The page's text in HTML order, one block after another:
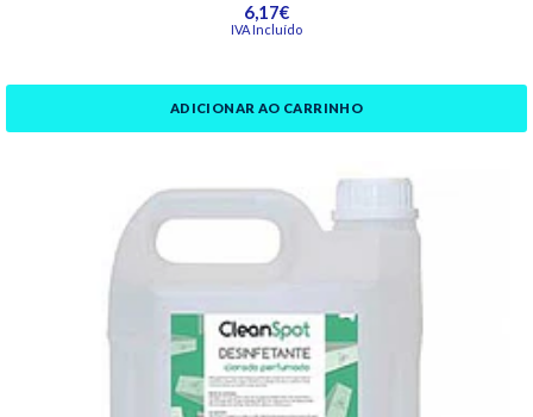
6,17€
IVA Incluído
ADICIONAR AO CARRINHO